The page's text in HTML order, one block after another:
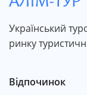
Український
ринку
Відпочинок